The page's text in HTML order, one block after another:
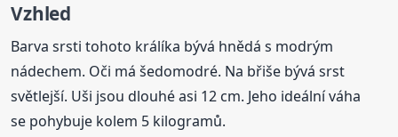
Vzhled
Barva srsti tohoto králíka bývá hnědá s modrým
nádechem. Oči má šedomodré. Na břiše bývá srst
světlejší. Uši jsou dlouhé asi 12 cm. Jeho ideální váha
se pohybuje kolem 5 kilogramů.